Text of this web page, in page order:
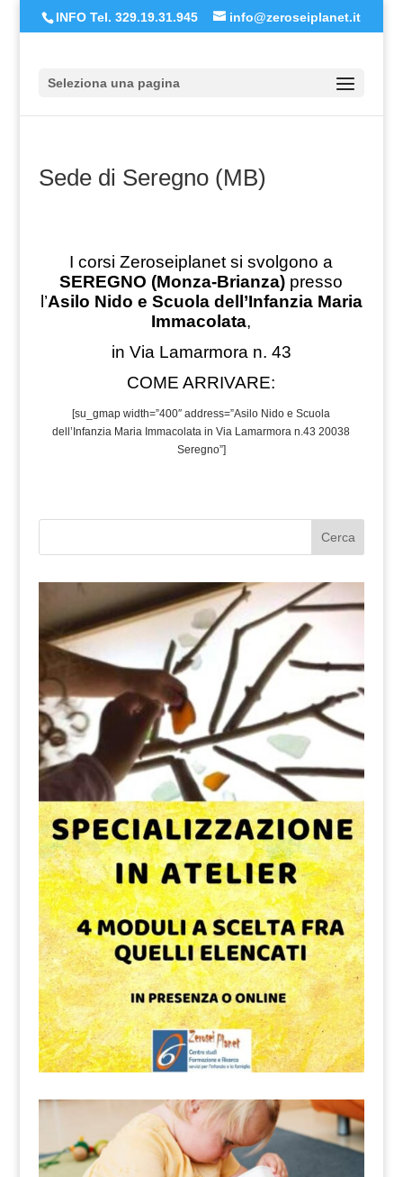
INFO Tel. 329.19.31.945 info@zeroseiplanet.it
Seleziona una pagina
Sede di Seregno (MB)
I corsi Zeroseiplanet si svolgono a
SEREGNO (Monza-Brianza) presso
l’Asilo Nido e Scuola dell’Infanzia Maria
Immacolata,
in Via Lamarmora n. 43
COME ARRIVARE:
[su_gmap width=”400″ address=”Asilo Nido e Scuola
dell’Infanzia Maria Immacolata in Via Lamarmora n.43 20038
Seregno”]
Cerca